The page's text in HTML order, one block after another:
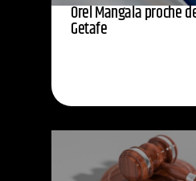
Orel Mangala proche
Getafe